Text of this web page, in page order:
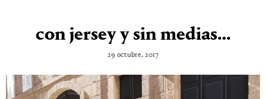
con jersey y sin medias…
29 octubre, 2017